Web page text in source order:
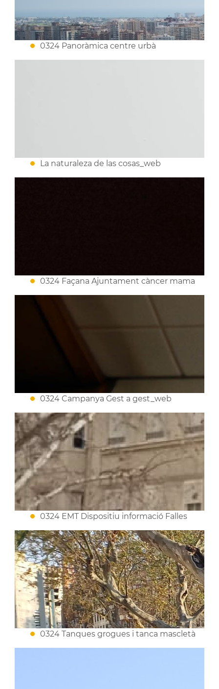
0324 Panoràmica centre urbà
La naturaleza de las cosas_web
0324 Façana Ajuntament càncer mama
0324 Campanya Gest a gest_web
0324 EMT Dispositiu informació Falles
0324 Tanques grogues i tanca mascletà